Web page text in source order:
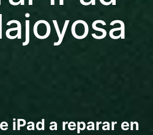
iPad a reparar en